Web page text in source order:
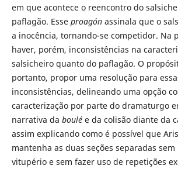
em que acontece o reencontro do
paflagão. Esse proagónassinala que o
a inocência, tornando-se competidor. Na
haver, porém, inconsistências na
salsicheiro quanto do paflagão. O
portanto, propor uma resolução para
inconsistências, delineando uma opção
caracterização por parte do dramaturgo
narrativa da boulée da colisão diante da
assim explicando como é possível que
mantenha as duas seções separadas
vitupério e sem fazer uso de repetições